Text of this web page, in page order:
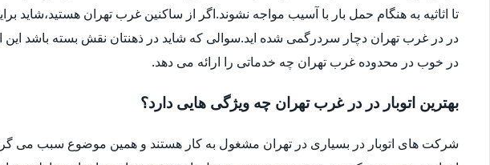
تا اثاثیه به هنگام حمل بار با آسیب مواجه نشوند.اگر از ساکنین غرب تهران هستید،شاید
در در غرب تهران دچار سردرگمی شده اید.سوالی که شاید در ذهنتان نقش بسته باشد این
در خوب در محدوده غرب تهران چه خدماتی را ارائه می دهد.
بهترین اتوبار در در غرب تهران چه ویژگی هایی دارد؟
شرکت های اتوبار در بسیاری در تهران مشغول به کار هستند و همین موضوع سبب می